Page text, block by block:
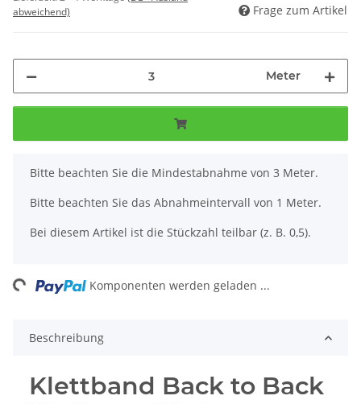
abweichend)
Frage zum Artikel
Meter
x
Bitte beachten Sie die Mindestabnahme von 3 Meter.
Bitte beachten Sie das Abnahmeintervall von 1 Meter.
Bei diesem Artikel ist die Stückzahl teilbar (z. B. 0,5).
Komponenten werden geladen ...
Beschreibung
Klettband Back to Back